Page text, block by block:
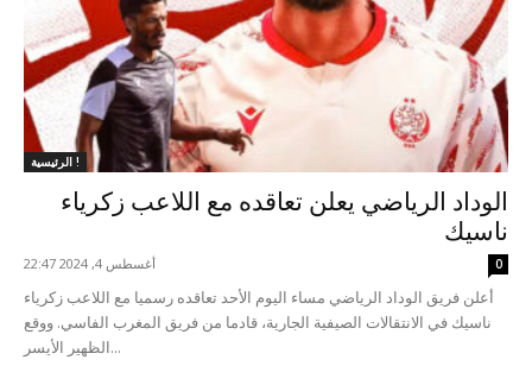
الرئيسية !
الوداد الرياضي يعلن تعاقده مع اللاعب زكرياء
ناسيك
أغسطس 4, 2024 22:47 0
أعلن فريق الوداد الرياضي مساء اليوم الأحد تعاقده رسميا مع اللاعب زكرياء
ناسيك في الانتقالات الصيفية الجارية، قادما من فريق المغرب الفاسي. ووقع
الظهير الأيسر...